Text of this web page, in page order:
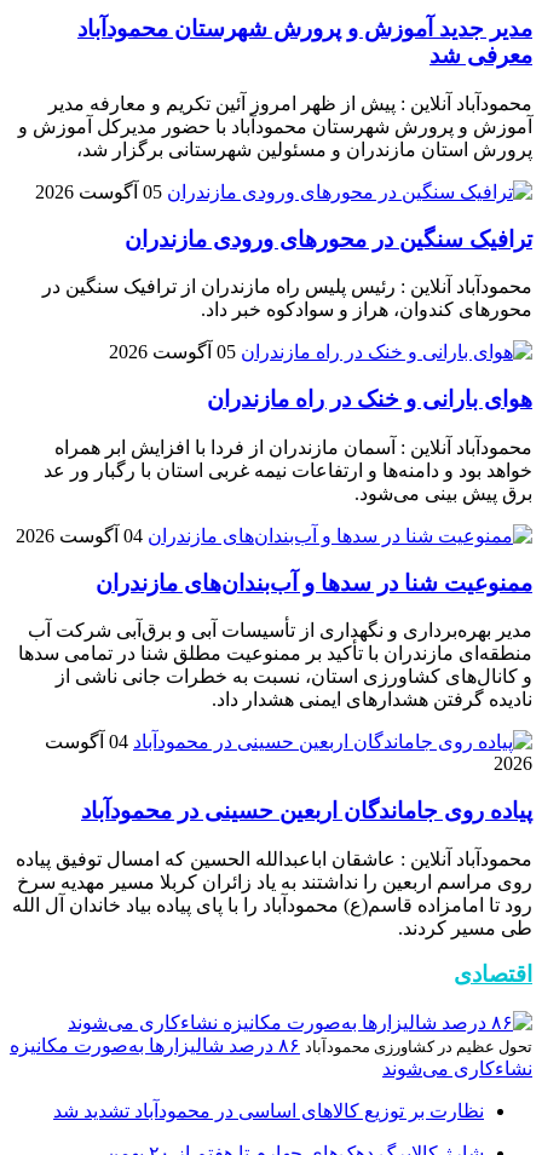
مدیر جدید آموزش و پرورش شهرستان محمودآباد
معرفی شد
محمودآباد آنلاین : پیش از ظهر امروز آئین تکریم و معارفه مدیر
آموزش و پرورش شهرستان محمودآباد با حضور مدیرکل آموزش و
پرورش استان مازندران و مسئولین شهرستانی برگزار شد،
05 آگوست 2026
ترافیک سنگین در محور‌های ورودی مازندران
محمودآباد آنلاین : رئیس پلیس راه مازندران از ترافیک سنگین در
محور‌های کندوان، هراز و سوادکوه خبر داد.
05 آگوست 2026
هوای بارانی و خنک در راه مازندران
محمودآباد آنلاین : آسمان مازندران از فردا با افزایش ابر همراه
خواهد بود و دامنه‌ها و ارتفاعات نیمه غربی استان با رگبار ور عد
برق پیش بینی می‌شود.
04 آگوست 2026
ممنوعیت شنا در سدها و آب‌بندان‌‌های مازندران
مدیر بهره‌برداری و نگهداری از تأسیسات آبی و برق‌آبی شرکت آب
منطقه‌ای مازندران با تأکید بر ممنوعیت مطلق شنا در تمامی سدها
و کانال‌های کشاورزی استان، نسبت به خطرات جانی ناشی از
نادیده گرفتن هشدارهای ایمنی هشدار داد.
04 آگوست
2026
پیاده روی جاماندگان اربعین حسینی در محمودآباد
محمودآباد آنلاین : عاشقان اباعبدالله الحسین که امسال توفیق پیاده
روی مراسم اربعین را نداشتند به یاد زائران کربلا مسیر مهدیه سرخ
رود تا امامزاده قاسم(ع) محمودآباد را با پای پیاده بیاد خاندان آل الله
طی مسیر کردند.
اقتصادی
تحول عظیم در کشاورزی محمودآباد
۸۶ درصد شالیزارها به‌صورت مکانیزه
نشاءکاری می‌شوند
نظارت بر توزیع کالا‌های اساسی در محمودآباد تشدید شد